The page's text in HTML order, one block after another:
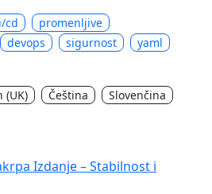
cd
promenljive
devops sigurnost
yaml
(UK) Čeština
Slovenčina
Izdanje – Stabilnost i